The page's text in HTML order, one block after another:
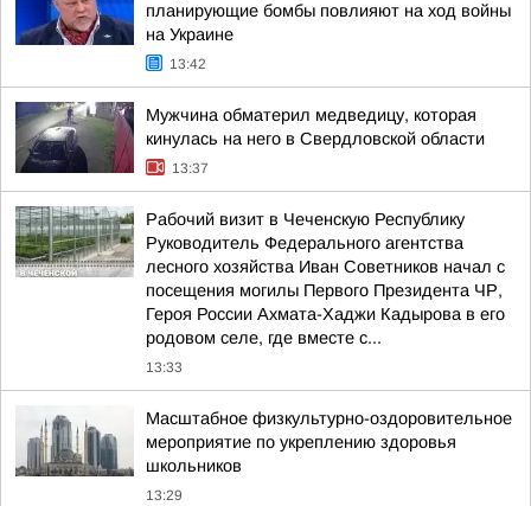
планирующие бомбы повлияют на ход войны
на Украине
13:42
Мужчина обматерил медведицу, которая
кинулась на него в Свердловской области
13:37
Рабочий визит в Чеченскую Республику
Руководитель Федерального агентства
лесного хозяйства Иван Советников начал с
посещения могилы Первого Президента ЧР,
Героя России Ахмата-Хаджи Кадырова в его
родовом селе, где вместе с...
13:33
Масштабное физкультурно-оздоровительное
мероприятие по укреплению здоровья
школьников
13:29